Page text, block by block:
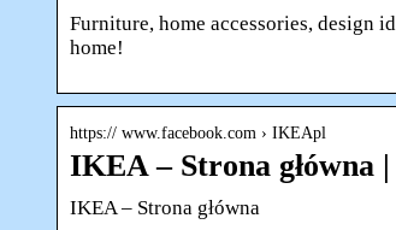
Furniture, home accessories, design
home!
https:// www.facebook.com › IKEApl
IKEA – Strona główna
IKEA – Strona główna